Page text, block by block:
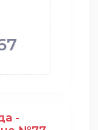
-